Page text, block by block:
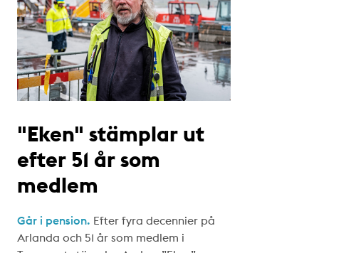
"Eken" stämplar ut
efter 51 år som
medlem
Går i pension. Efter fyra decennier på
Arlanda och 51 år som medlem i